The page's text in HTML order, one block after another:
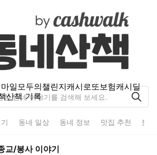
일모두의챌린지캐시로또보험캐시딜
산책 기록
동네 일상 동네 정보 맛집 추천 분
교/봉사이야기